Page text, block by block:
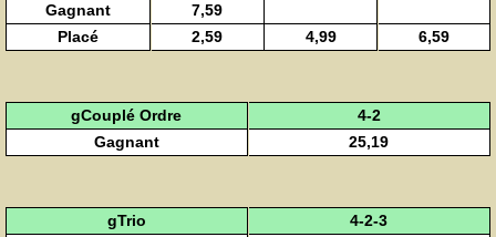
Gagnant
7,59
Placé
2,59 4,99 6,59
gCouplé Ordre
4-2
Gagnant
25,19
gTrio
4-2-3